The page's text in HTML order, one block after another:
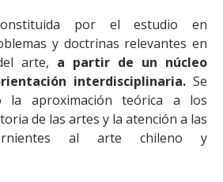
por el estudio en
y doctrinas relevantes en
arte, a partir de un núcleo
interdisciplinaria. Se
la aproximación teórica a los
de las artes y la atención a las
al arte chileno y